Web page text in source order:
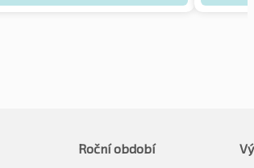
Roční období